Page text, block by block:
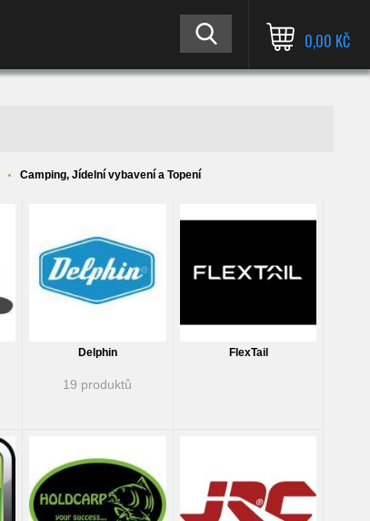
0,00 KČ
Camping, Jídelní vybavení a Topení
Delphin
19 produktů
FlexTail